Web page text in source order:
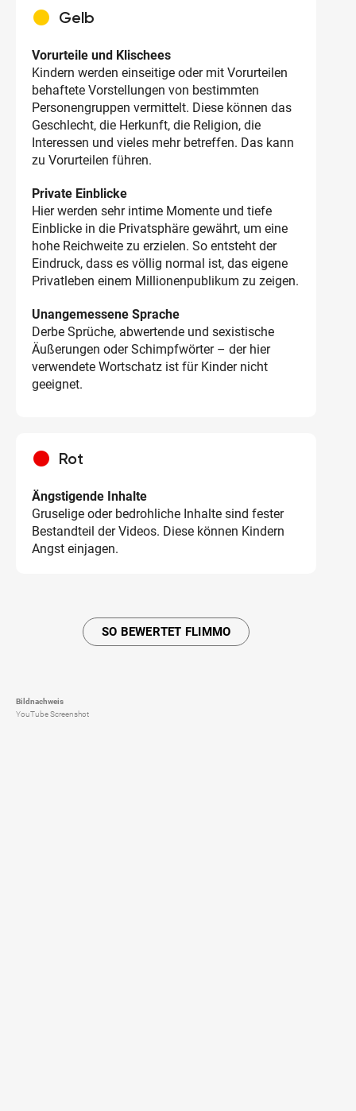
circle Gelb
Vorurteile und Klischees
Kindern werden einseitige oder mit Vorurteilen
behaftete Vorstellungen von bestimmten
Personengruppen vermittelt. Diese können das
Geschlecht, die Herkunft, die Religion, die
Interessen und vieles mehr betreffen. Das kann
zu Vorurteilen führen.
Private Einblicke
Hier werden sehr intime Momente und tiefe
Einblicke in die Privatsphäre gewährt, um eine
hohe Reichweite zu erzielen. So entsteht der
Eindruck, dass es völlig normal ist, das eigene
Privatleben einem Millionenpublikum zu zeigen.
Unangemessene Sprache
Derbe Sprüche, abwertende und sexistische
Äußerungen oder Schimpfwörter – der hier
verwendete Wortschatz ist für Kinder nicht
geeignet.
circle Rot
Ängstigende Inhalte
Gruselige oder bedrohliche Inhalte sind fester
Bestandteil der Videos. Diese können Kindern
Angst einjagen.
SO BEWERTET FLIMMO
Bildnachweis
YouTube Screenshot